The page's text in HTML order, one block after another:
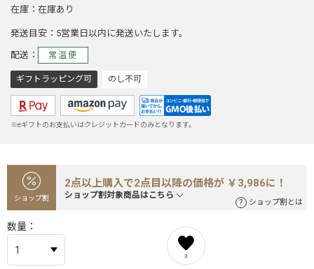
在庫 在庫あり
発送目安 5営業日以内に発送いたします。
配送 常温便
ギフトラッピング可 のし不可
※eギフトのお支払いはクレジットカードのみとなります。
ショップ割
2点以上購入で2点目以降の価格が ￥3,986に！
ショップ割対象商品はこちら
ショップ割とは
数量
3